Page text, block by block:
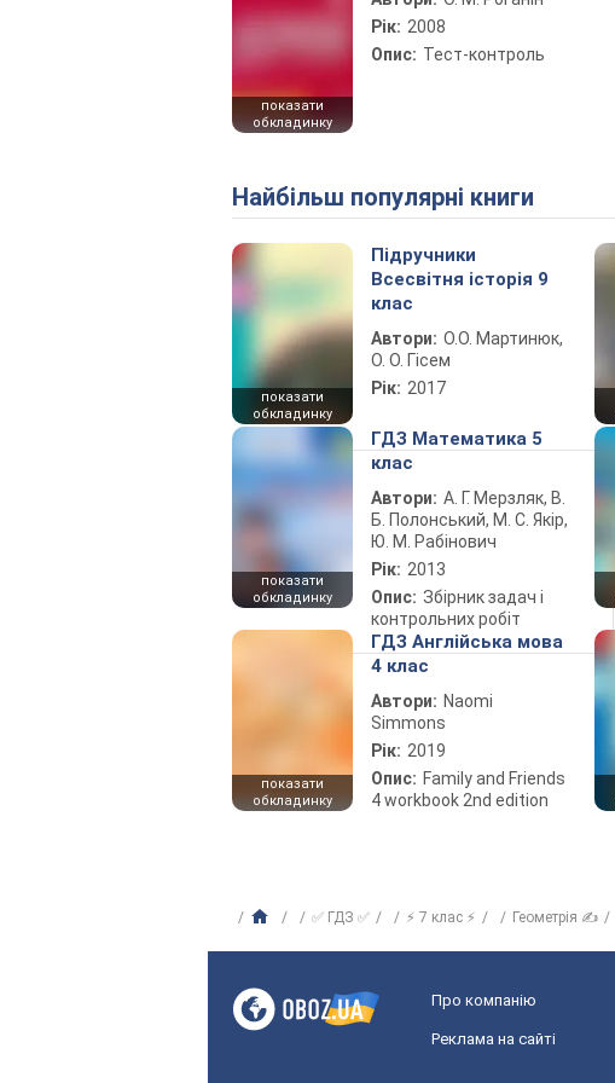
показати
обкладинку
Рік: 2008
Опис: Тест-контроль
Найбільш популярні книги
показати
обкладинку
Підручники
Всесвітня історія 9
клас
Автори: О.О. Мартинюк,
О. О. Гісем
Рік: 2017
показати
обкладинку
ГДЗ Математика 5
клас
Автори: А. Г. Мерзляк, В.
Б. Полонський, М. С. Якір,
Ю. М. Рабінович
Рік: 2013
Опис: Збірник задач і
контрольних робіт
показати
обкладинку
ГДЗ Англійська мова
4 клас
Автори: Naomi
Simmons
Рік: 2019
Опис: Family and Friends
4 workbook 2nd edition
✅ ГДЗ ✅ ⚡ 7 клас ⚡ Геометрія ✍
Про компанію
Реклама на сайті